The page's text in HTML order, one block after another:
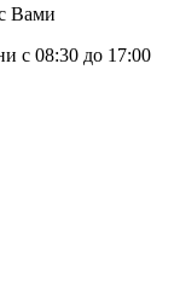
Вами
с 08:30 до 17:00